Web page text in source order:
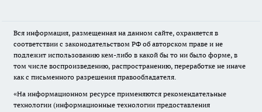
Вся информация, размещенная на данном сайте, охраняется в
соответствии с законодательством РФ об авторском праве и не
подлежит использованию кем-либо в какой бы то ни было форме, в
том числе воспроизведению, распространению, переработке не иначе
как с письменного разрешения правообладателя.
«На информационном ресурсе применяются рекомендательные
технологии (информационные технологии предоставления